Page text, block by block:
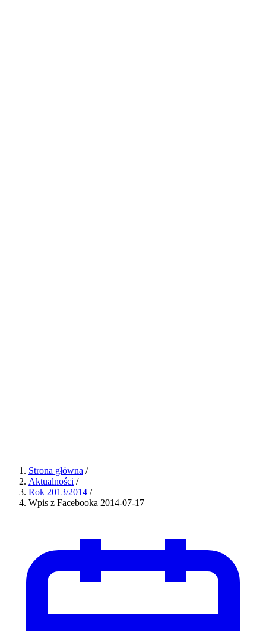
Strona główna /
Aktualności /
Rok 2013/2014 /
Wpis z Facebooka 2014-07-17